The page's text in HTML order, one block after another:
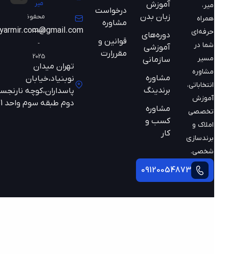
همراه
حرفه‌ای
شما در
مسیر
مشاوره
انتخاباتی،
آموزش
تخصصی
املاک و
برندسازی
شخصی.
09120054873
آموزش
زبان بدن
دوره‌های
آموزشی
سازمانی
مشاوره
برندینگ
مشاوره
کسب و
درخواست
مشاوره
قوانین و
مقررارت
mazyarmir.com@gmail.com
تهران میدان
نوبنیاد،خیابان
پاسداران،کوچه نارنجستان
دوم طبقه سوم واحد 301
محفوظ
است